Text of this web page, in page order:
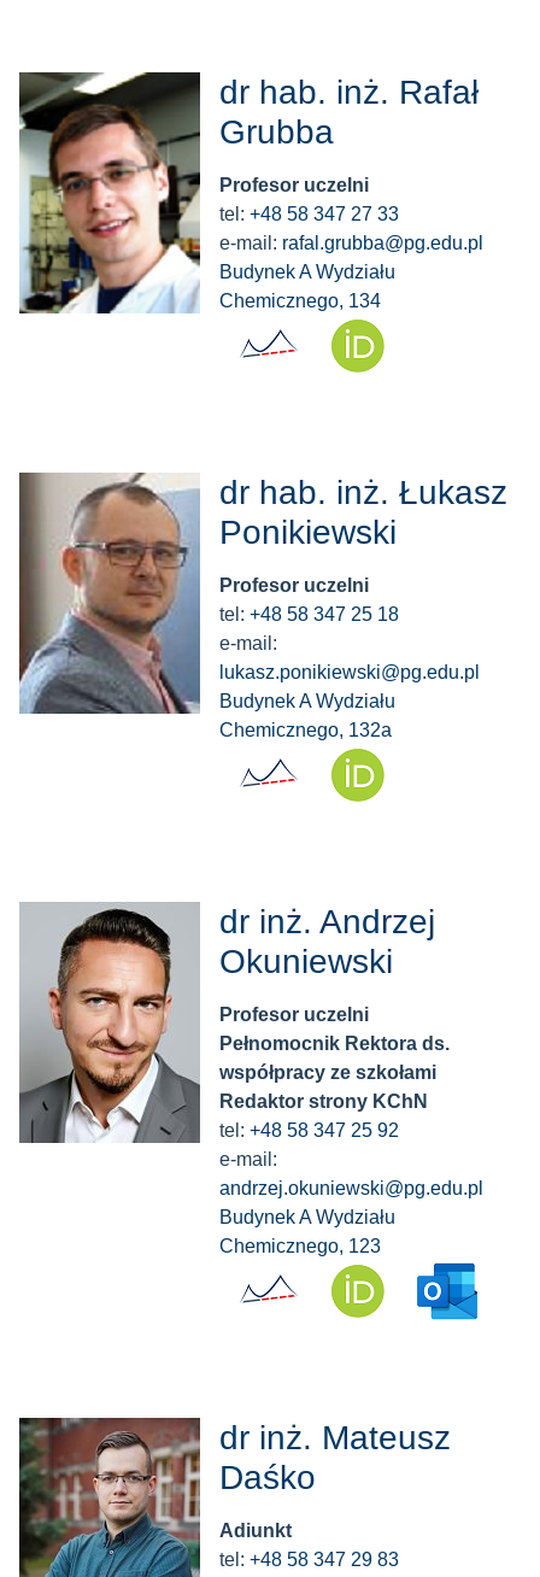
dr hab. inż. Rafał
Grubba
Profesor uczelni
tel: +48 58 347 27 33
e-mail: rafal.grubba@pg.edu.pl
Budynek A Wydziału
Chemicznego, 134
dr hab. inż. Łukasz
Ponikiewski
Profesor uczelni
tel: +48 58 347 25 18
e-mail:
lukasz.ponikiewski@pg.edu.pl
Budynek A Wydziału
Chemicznego, 132a
dr inż. Andrzej
Okuniewski
Profesor uczelni
Pełnomocnik Rektora ds.
współpracy ze szkołami
Redaktor strony KChN
tel: +48 58 347 25 92
e-mail:
andrzej.okuniewski@pg.edu.pl
Budynek A Wydziału
Chemicznego, 123
dr inż. Mateusz
Daśko
Adiunkt
tel: +48 58 347 29 83